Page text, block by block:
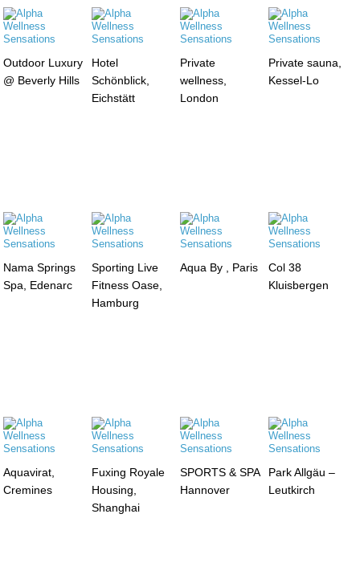
Outdoor Luxury
@ Beverly Hills
Hotel
Schönblick,
Eichstätt
Private
wellness,
London
Private sauna,
Kessel-Lo
Nama Springs
Spa, Edenarc
Sporting Live
Fitness Oase,
Hamburg
Aqua By , Paris
Col 38
Kluisbergen
Aquavirat,
Cremines
Fuxing Royale
Housing,
Shanghai
SPORTS & SPA
Hannover
Park Allgäu –
Leutkirch